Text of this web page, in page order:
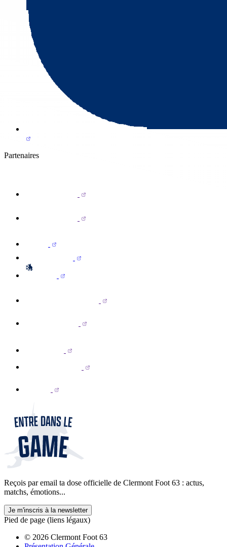
Partenaires
Reçois par email ta dose officielle de Clermont Foot 63 : actus,
matchs, émotions...
Je m'inscris à la newsletter
Pied de page (liens légaux)
© 2026 Clermont Foot 63